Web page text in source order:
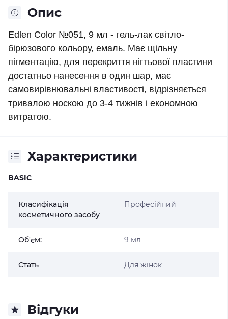
Опис
Edlen Color №051, 9 мл - гель-лак світло-
бірюзового кольору, емаль. Має щільну
пігментацію, для перекриття нігтьової пластини
достатньо нанесення в один шар, має
самовирівнювальні властивості, відрізняється
тривалою носкою до 3-4 тижнів і економною
витратою.
Характеристики
BASIC
Класифікація
косметичного засобу
Професійний
Об'єм: 9 мл
Стать Для жінок
Відгуки